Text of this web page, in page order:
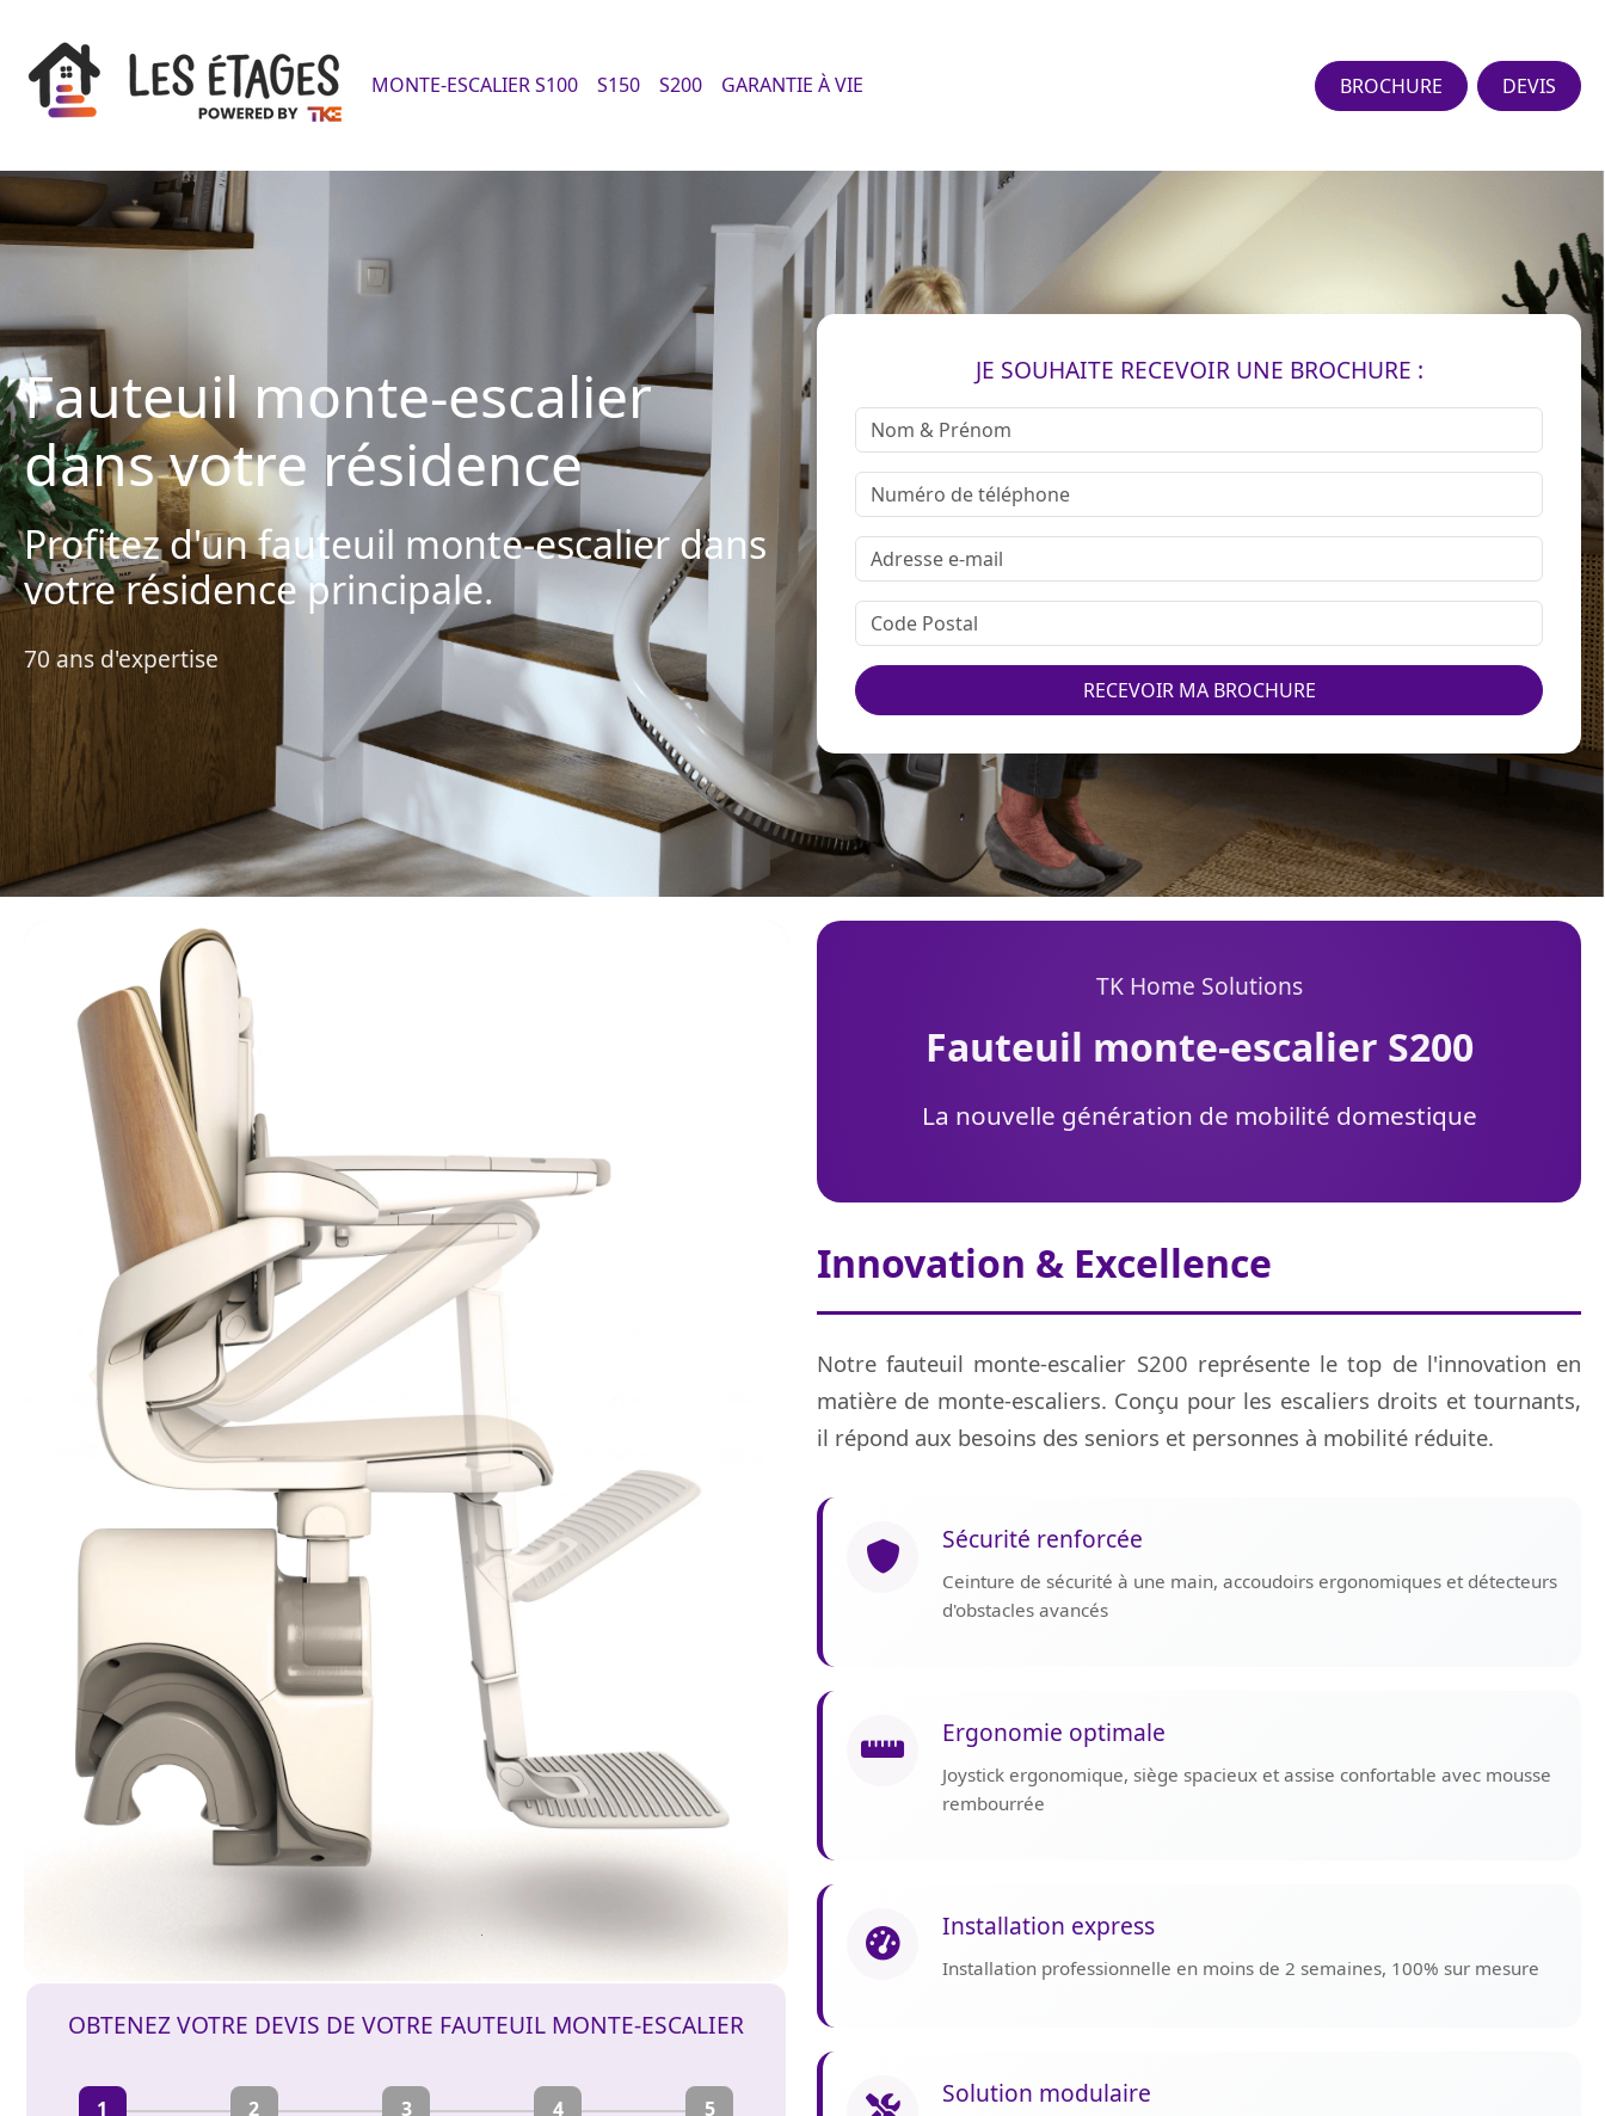
MONTE-ESCALIER S100 S150 S200 GARANTIE À VIE BROCHURE DEVIS
Fauteuil monte-escalier
dans votre résidence
Profitez d'un fauteuil monte-escalier dans
votre résidence principale.
70 ans d'expertise
JE SOUHAITE RECEVOIR UNE BROCHURE :
RECEVOIR MA BROCHURE
OBTENEZ VOTRE DEVIS DE VOTRE FAUTEUIL MONTE-ESCALIER
1 2 3 4 5
TK Home Solutions
fauteuil monte-escalier S200
La nouvelle génération de mobilité domestique
Innovation & Excellence
Notre fauteuil monte-escalier S200 représente le top de l'innovation en
matière de monte-escaliers. Conçu pour les escaliers droits et tournants,
il répond aux besoins des seniors et personnes à mobilité réduite.
Sécurité renforcée
Ceinture de sécurité à une main, accoudoirs ergonomiques et détecteurs
d'obstacles avancés
Ergonomie optimale
Joystick ergonomique, siège spacieux et assise confortable avec mousse
rembourrée
Installation express
Installation professionnelle en moins de 2 semaines, 100% sur mesure
Solution modulaire